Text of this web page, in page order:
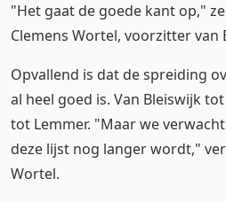
"Het gaat de goede kant op,"
Clemens Wortel, voorzitter
Opvallend is dat de spreiding
al heel goed is. Van Bleiswijk
tot Lemmer. "Maar we
deze lijst nog langer wordt,"
Wortel.